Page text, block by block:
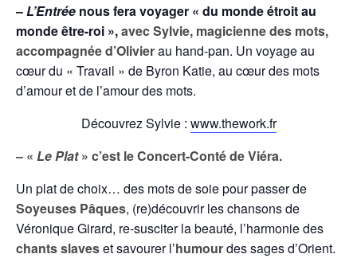
–L’Entrée nous fera voyager « du monde étroit au
monde être-roi »,avec Sylvie, magicienne des mots,
accompagnée d’Olivierau hand-pan. Un voyage au
cœur du « Travail » de Byron Katie, au cœur des mots
d’amour et de l’amour des mots.
Découvrez Sylvie : www.thework.fr
– « Le Plat» c’est le Concert-Conté de Viéra.
Un plat de choix… des mots de soie pour passer de
Soyeuses Pâques, (re)découvrir les chansons de
Véronique Girard, re-susciter la beauté, l’harmonie des
chants slaveset savourer l’humourdes sages d’Orient.